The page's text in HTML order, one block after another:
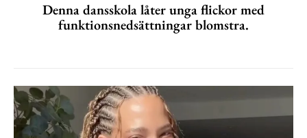
Denna dansskola låter unga flickor med
funktionsnedsättningar blomstra.